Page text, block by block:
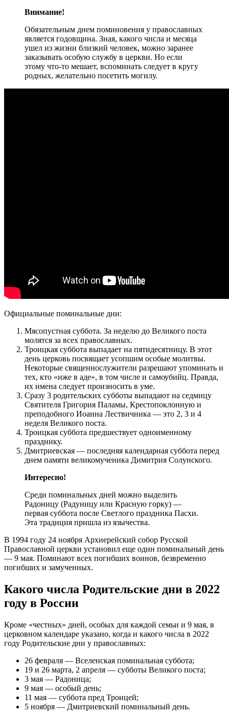
Внимание!
Обязательным днем поминовения у православных
является годовщина. Зная, какого числа и месяца
ушел из жизни близкий человек, можно заранее
заказывать особую службу в церкви. Но если
этому что-то мешает, вспоминать следует в кругу
родных, желательно посетить могилу.
Официальные поминальные дни:
Мясопустная суббота. За неделю до Великого поста
молятся за всех православных.
Троицкая суббота выпадает на пятидесятницу. В этот
день церковь посвящает усопшим особые молитвы.
Некоторые священнослужители разрешают упоминать и
тех, кто «иже в аде», в том числе и самоубийц. Правда,
их имена следует произносить в уме.
Сразу 3 родительских субботы выпадают на седмицу
Святителя Григория Паламы, Крестопоклонную и
преподобного Иоанна Лествичника — это 2, 3 и 4
неделя Великого поста.
Троицкая суббота предшествует одноименному
празднику.
Дмитриевская — последняя календарная суббота перед
днем памяти великомученика Димитрия Солунского.
Интересно!
Среди поминальных дней можно выделить
Радоницу (Радуницу или Красную горку) —
первая суббота после Светлого праздника Пасхи.
Эта традиция пришла из язычества.
В 1994 году 24 ноября Архиерейский собор Русской
Православной церкви установил еще один поминальный день
— 9 мая. Поминают всех погибших воинов, безвременно
погибших и замученных.
Какого числа Родительские дни в 2022
году в России
Кроме «честных» дней, особых для каждой семьи и 9 мая, в
церковном календаре указано, когда и какого числа в 2022
году Родительские дни у православных:
26 февраля — Вселенская поминальная суббота;
19 и 26 марта, 2 апреля — субботы Великого поста;
3 мая — Радоница;
9 мая — особый день;
11 мая — суббота пред Троицей;
5 ноября — Дмитриевский поминальный день.